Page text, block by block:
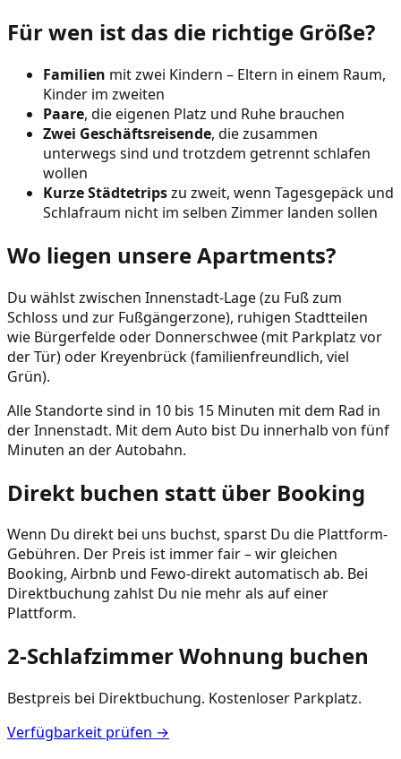
Für wen ist das die richtige Größe?
Familien mit zwei Kindern – Eltern in einem Raum,
Kinder im zweiten
Paare, die eigenen Platz und Ruhe brauchen
Zwei Geschäftsreisende, die zusammen
unterwegs sind und trotzdem getrennt schlafen
wollen
Kurze Städtetripszu zweit, wenn Tagesgepäck und
Schlafraum nicht im selben Zimmer landen sollen
Wo liegen unsere Apartments?
Du wählst zwischen Innenstadt-Lage (zu Fuß zum
Schloss und zur Fußgängerzone), ruhigen Stadtteilen
wie Bürgerfelde oder Donnerschwee (mit Parkplatz vor
der Tür) oder Kreyenbrück (familienfreundlich, viel
Grün).
Alle Standorte sind in 10 bis 15 Minuten mit dem Rad in
der Innenstadt. Mit dem Auto bist Du innerhalb von fünf
Minuten an der Autobahn.
Direkt buchen statt über Booking
Wenn Du direkt bei uns buchst, sparst Du die Plattform-
Gebühren. Der Preis ist immer fair – wir gleichen
Booking, Airbnb und Fewo-direkt automatisch ab. Bei
Direktbuchung zahlst Du nie mehr als auf einer
Plattform.
2-Schlafzimmer Wohnung buchen
Bestpreis bei Direktbuchung. Kostenloser Parkplatz.
Verfügbarkeit prüfen →